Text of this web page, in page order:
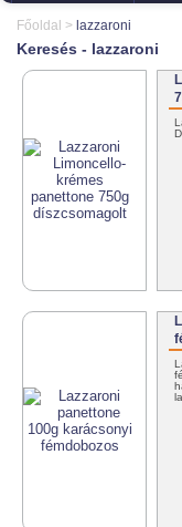
Főoldal > lazzaroni
Keresés - lazzaroni